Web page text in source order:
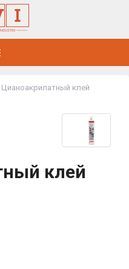
Цианоакрилатный клей
клей